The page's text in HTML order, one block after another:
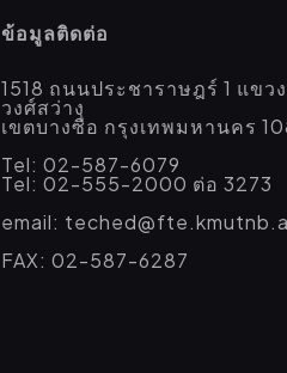
ข้อมูลติดต่อ
1518 ถนนประชาราษฎร์ 1 แขวง
วงศ์สว่าง
เขตบางซื่อ กรุงเทพมหานคร
Tel: 02-587-6079
Tel: 02-555-2000 ต่อ 3273
email:
FAX: 02-587-6287